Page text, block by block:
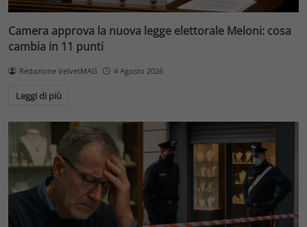
Camera approva la nuova legge elettorale Meloni: cosa
cambia in 11 punti
Redazione VelvetMAG 4 Agosto 2026
Leggi di più